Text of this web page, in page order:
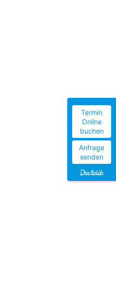
Termin
Online
buchen
Anfrage
senden